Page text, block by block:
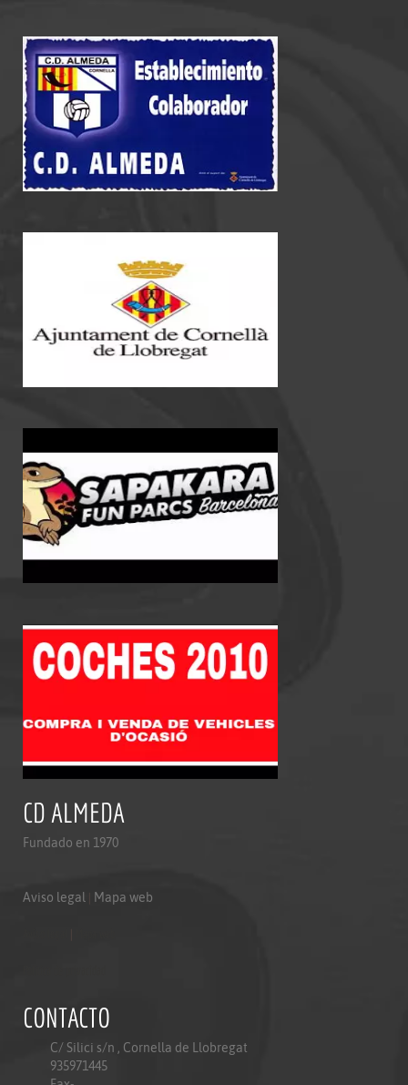
CD ALMEDA
Fundado en 1970
Aviso legal Mapa web
CONTACTO
C/ Silici s/n , Cornella de Llobregat
935971445